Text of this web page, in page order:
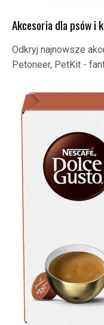
Akcesoria dla psów i
Odkryj najnowsze
Petoneer, PetKit -